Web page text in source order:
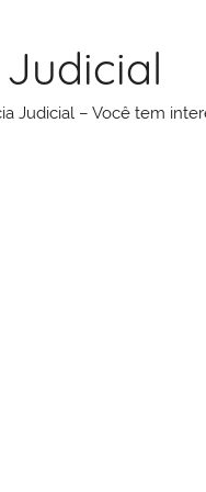
Judicial – Você tem